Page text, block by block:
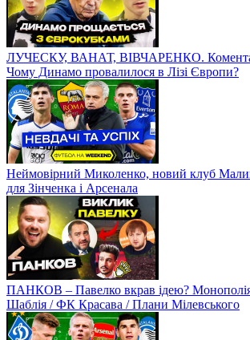
ЛУЧЕСКУ, ВАНАТ, ВІВЧАРЕНКО.
Чому Динамо провалилося в Лізі Європи?
Неймовірний Миколенко, новий клуб
для Зінченка і Арсенала
ПАНКОВ – Павелко вкрав ідею? Монополія
Шаблія / ФК Красава / Плани Мілевського